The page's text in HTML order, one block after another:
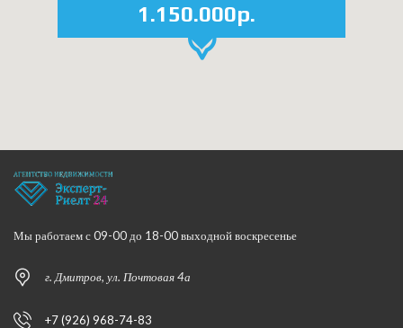
1.150.000р.
Мы работаем с 09-00 до 18-00 выходной воскресенье
г. Дмитров, ул. Почтовая 4а
+7 (926) 968-74-83